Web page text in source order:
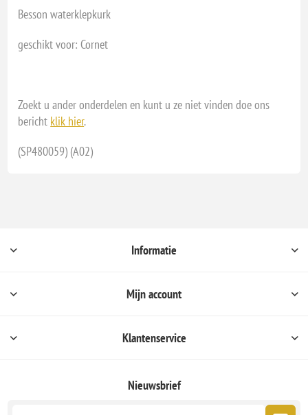
Besson waterklepkurk
geschikt voor: Cornet
Zoekt u ander onderdelen en kunt u ze niet vinden doe ons
bericht klik hier.
(SP480059) (A02)
Informatie
Mijn account
Klantenservice
Nieuwsbrief